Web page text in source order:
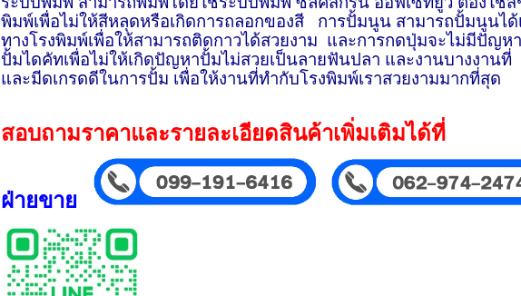
พิมพ์เพื่อไม่ให้สีหลุดหรือเกิดการถลอกของสี การปั้มนูน สามารถปั้มนูนไ
ทางโรงพิมพ์เพื่อให้สามารถติดกาวได้สวยงาม และการกดปุ่มจะไม่มีปัญ
ปั้มไดคัทเพื่อไม่ให้เกิดปัญหาปั้มไม่สวยเป็นลายฟันปลา และงานบางงานที่
และมีดเกรดดีในการปั้ม เพื่อให้งานที่ทำกับโรงพิมพ์เราสวยงามมากที่สุด
สอบถามราคาและรายละเอียดสินค้าเพิ่มเติมได้ที่
ฝ่ายขาย